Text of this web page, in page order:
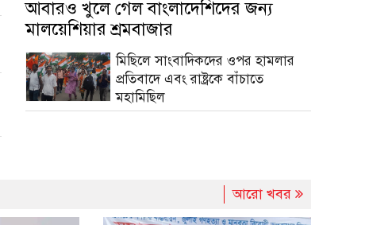
আবারও খুলে গেল বাংলাদেশিদের জন্য
মালয়েশিয়ার শ্রমবাজার
মিছিলে সাংবাদিকদের ওপর হামলার
প্রতিবাদে এবং রাষ্ট্রকে বাঁচাতে
মহামিছিল
আরো খবর